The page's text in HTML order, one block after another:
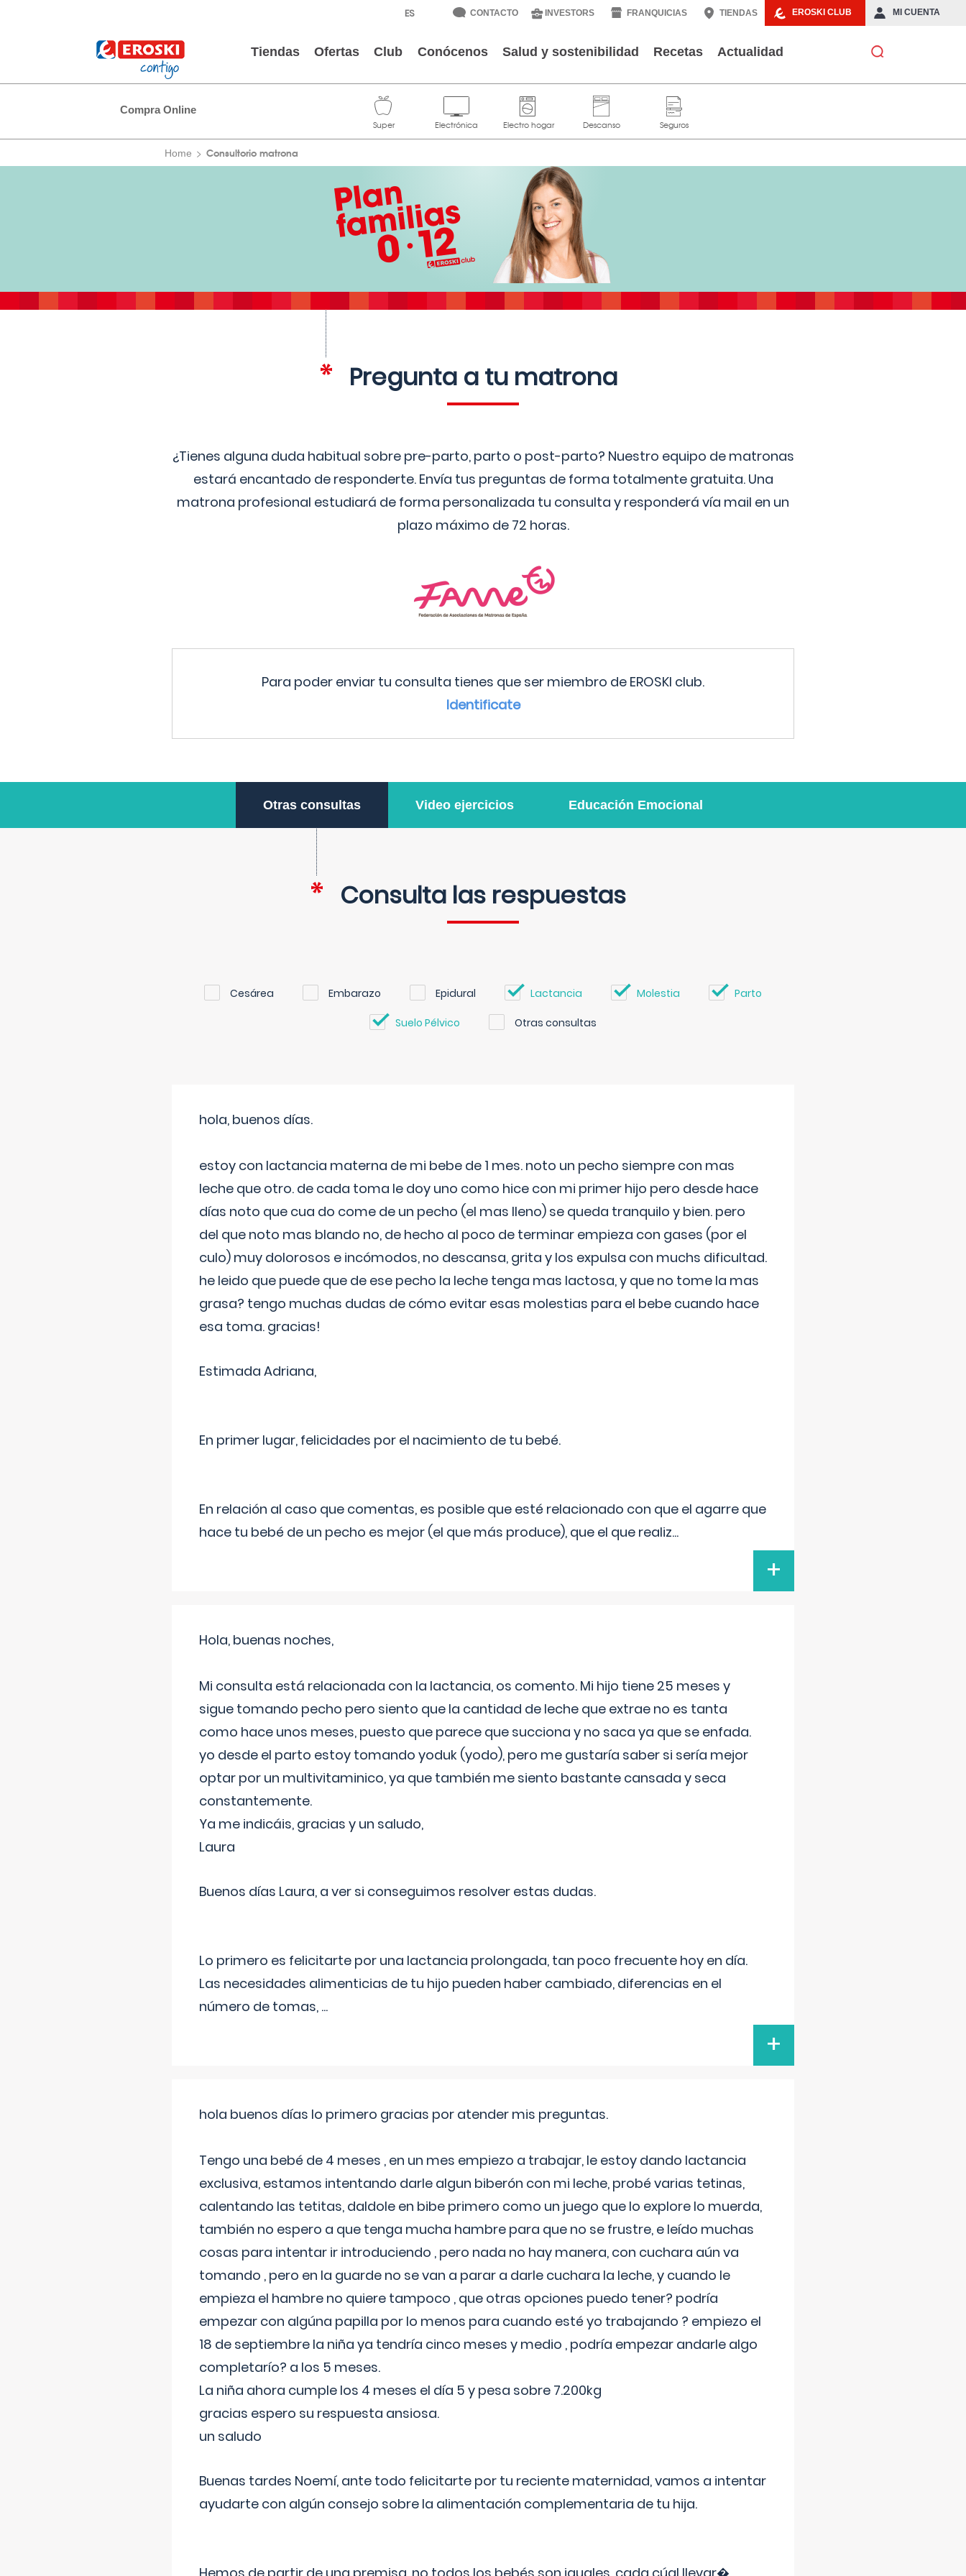
EROSKI CLUB MI CUENTA
CONTACTO INVESTORS FRANQUICIAS TIENDAS
Tiendas Ofertas Club Conócenos Salud y sostenibilidad Recetas Actualidad
Compra Online
Home Consultorio matrona
Pregunta a tu matrona
¿Tienes alguna duda habitual sobre pre-parto, parto o post-parto? Nuestro equipo de matronas
estará encantado de responderte. Envía tus preguntas de forma totalmente gratuita. Una
matrona profesional estudiará de forma personalizada tu consulta y responderá vía mail en un
plazo máximo de 72 horas.
Para poder enviar tu consulta tienes que ser miembro de EROSKI club.
Identificate
Otras consultas Video ejercicios Educación Emocional
Consulta las respuestas
Cesárea Embarazo Epidural Lactancia Molestia Parto
Suelo Pélvico Otras consultas
hola, buenos días.
estoy con lactancia materna de mi bebe de 1 mes. noto un pecho siempre con mas
leche que otro. de cada toma le doy uno como hice con mi primer hijo pero desde hace
días noto que cua do come de un pecho (el mas lleno) se queda tranquilo y bien. pero
del que noto mas blando no, de hecho al poco de terminar empieza con gases (por el
culo) muy dolorosos e incómodos, no descansa, grita y los expulsa con muchs dificultad.
he leido que puede que de ese pecho la leche tenga mas lactosa, y que no tome la mas
grasa? tengo muchas dudas de cómo evitar esas molestias para el bebe cuando hace
esa toma. gracias!
Estimada Adriana,
En primer lugar, felicidades por el nacimiento de tu bebé.
En relación al caso que comentas, es posible que esté relacionado con que el agarre que
hace tu bebé de un pecho es mejor (el que más produce), que el que realiz...
+
Hola, buenas noches,
Mi consulta está relacionada con la lactancia, os comento. Mi hijo tiene 25 meses y
sigue tomando pecho pero siento que la cantidad de leche que extrae no es tanta
como hace unos meses, puesto que parece que succiona y no saca ya que se enfada.
yo desde el parto estoy tomando yoduk (yodo), pero me gustaría saber si sería mejor
optar por un multivitaminico, ya que también me siento bastante cansada y seca
constantemente.
Ya me indicáis, gracias y un saludo,
Laura
Buenos días Laura, a ver si conseguimos resolver estas dudas.
Lo primero es felicitarte por una lactancia prolongada, tan poco frecuente hoy en día.
Las necesidades alimenticias de tu hijo pueden haber cambiado, diferencias en el
número de tomas, ...
+
hola buenos días lo primero gracias por atender mis preguntas.
Tengo una bebé de 4 meses , en un mes empiezo a trabajar, le estoy dando lactancia
exclusiva, estamos intentando darle algun biberón con mi leche, probé varias tetinas,
calentando las tetitas, daldole en bibe primero como un juego que lo explore lo muerda,
también no espero a que tenga mucha hambre para que no se frustre, e leído muchas
cosas para intentar ir introduciendo , pero nada no hay manera, con cuchara aún va
tomando , pero en la guarde no se van a parar a darle cuchara la leche, y cuando le
empieza el hambre no quiere tampoco , que otras opciones puedo tener? podría
empezar con algúna papilla por lo menos para cuando esté yo trabajando ? empiezo el
18 de septiembre la niña ya tendría cinco meses y medio , podría empezar andarle algo
completarío? a los 5 meses.
La niña ahora cumple los 4 meses el día 5 y pesa sobre 7.200kg
gracias espero su respuesta ansiosa.
un saludo
Buenas tardes Noemí, ante todo felicitarte por tu reciente maternidad, vamos a intentar
ayudarte con algún consejo sobre la alimentación complementaria de tu hija.